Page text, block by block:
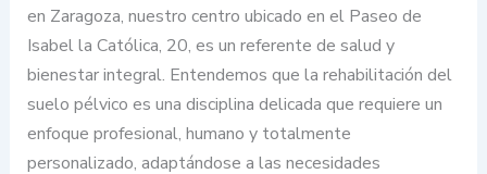
en Zaragoza, nuestro centro ubicado en el Paseo de
Isabel la Católica, 20, es un referente de salud y
bienestar integral. Entendemos que la rehabilitación del
suelo pélvico es una disciplina delicada que requiere un
enfoque profesional, humano y totalmente
personalizado, adaptándose a las necesidades